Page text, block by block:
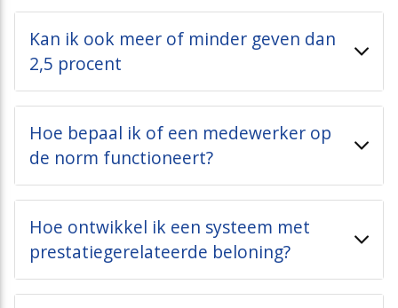
Kan ik ook meer of minder geven dan
2,5 procent
Hoe bepaal ik of een medewerker op
de norm functioneert?
Hoe ontwikkel ik een systeem met
prestatiegerelateerde beloning?